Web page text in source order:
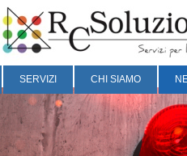
SERVIZI CHI SIAMO